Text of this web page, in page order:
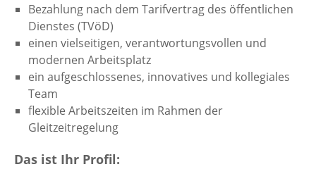
Bezahlung nach dem Tarifvertrag des öffentlichen
Dienstes (TVöD)
einen vielseitigen, verantwortungsvollen und
modernen Arbeitsplatz
ein aufgeschlossenes, innovatives und kollegiales
Team
flexible Arbeitszeiten im Rahmen der
Gleitzeitregelung
Das ist Ihr Profil: